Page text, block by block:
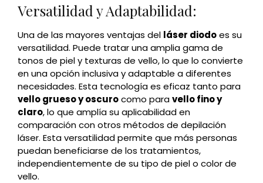
Versatilidad y Adaptabilidad:
Una de las mayores ventajas del láser diodoes su
versatilidad. Puede tratar una amplia gama de
tonos de piel y texturas de vello, lo que lo convierte
en una opción inclusiva y adaptable a diferentes
necesidades. Esta tecnología es eficaz tanto para
vello grueso y oscurocomo paravello fino y
claro, lo que amplía su aplicabilidad en
comparación con otros métodos de depilación
láser. Esta versatilidad permite que más personas
puedan beneficiarse de los tratamientos,
independientemente de su tipo de piel o color de
vello.